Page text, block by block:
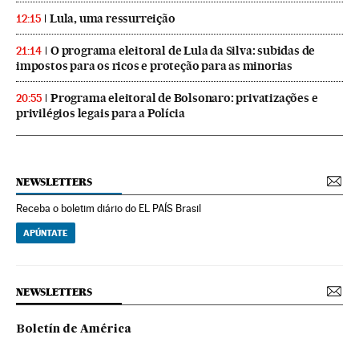
12:15 Lula, uma ressurreição
21:14
O programa eleitoral de Lula da Silva: subidas de
impostos para os ricos e proteção para as minorias
20:55
Programa eleitoral de Bolsonaro: privatizações e
privilégios legais para a Polícia
NEWSLETTERS
Receba o boletim diário do EL PAÍS Brasil
APÚNTATE
NEWSLETTERS
Boletín de América